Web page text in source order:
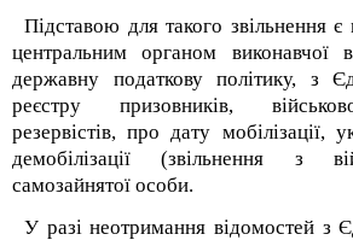
Підставою для такого звільнення є
центральним органом виконавчої
державну податкову політику, з
реєстру призовників,
резервістів, про дату мобілізації,
демобілізації (звільнення з
самозайнятої особи.
У разі неотримання відомостей з